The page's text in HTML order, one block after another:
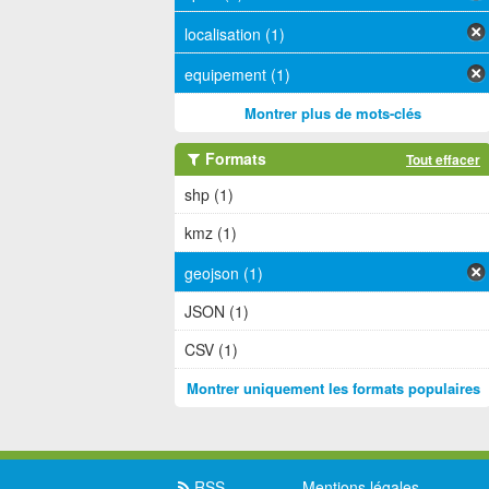
localisation (1)
equipement (1)
Montrer plus de mots-clés
Formats Tout effacer
shp (1)
kmz (1)
geojson (1)
JSON (1)
CSV (1)
Montrer uniquement les formats populaires